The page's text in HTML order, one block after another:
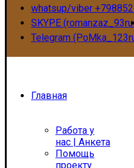
whatsup/viber
SKYPE
Telegram
Главная
Работа у
нас | Анкета
Помощь
проекту